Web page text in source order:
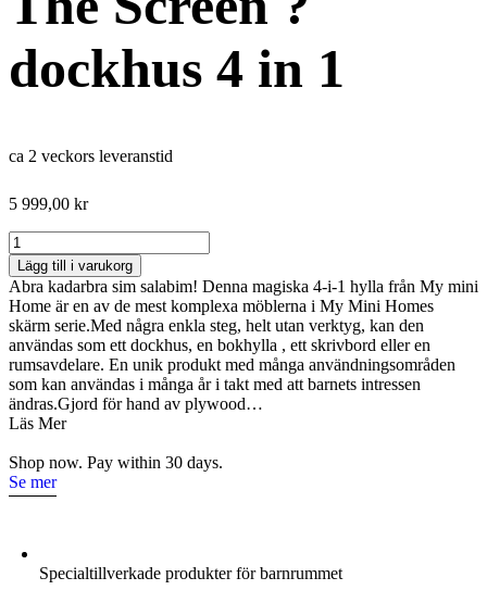
dockhus 4 in 1
ca 2 veckors leveranstid
5 999,00 kr
The
Screen
?
dockhus
4
in
1
mängd
Lägg till i varukorg
Abra kadarbra sim salabim! Denna magiska 4-i-1 hylla från My mini
Home är en av de mest komplexa möblerna i My Mini Homes
skärm serie.Med några enkla steg, helt utan verktyg, kan den
användas som ett dockhus, en bokhylla , ett skrivbord eller en
rumsavdelare. En unik produkt med många användningsområden
som kan användas i många år i takt med att barnets intressen
ändras.Gjord för hand av plywood…
Läs Mer
Shop now. Pay within 30 days.
Se mer
Specialtillverkade produkter för barnrummet